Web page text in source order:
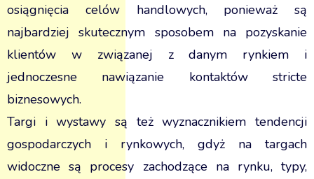
osiągnięcia celów handlowych, ponieważ są
najbardziej skutecznym sposobem na pozyskanie
klientów w związanej z danym rynkiem i
jednoczesne nawiązanie kontaktów stricte
biznesowych.
Targi i wystawy są też wyznacznikiem tendencji
gospodarczych i rynkowych, gdyż na targach
widoczne są procesy zachodzące na rynku, typy,